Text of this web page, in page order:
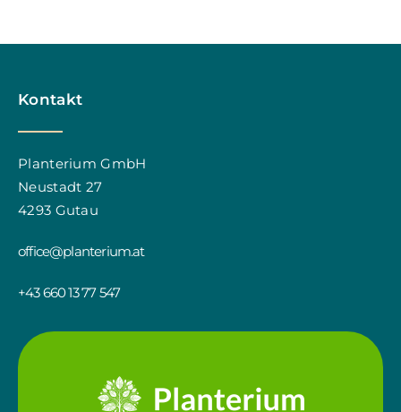
Kontakt
Planterium GmbH
Neustadt 27
4293 Gutau
office@planterium.at
+43 660 13 77 547